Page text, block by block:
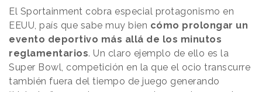
El Sportainment cobra especial protagonismo en
EEUU, país que sabe muy bien cómo prolongar un
evento deportivo más allá de los minutos
reglamentarios. Un claro ejemplo de ello es la
Super Bowl, competición en la que el ocio transcurre
también fuera del tiempo de juego generando